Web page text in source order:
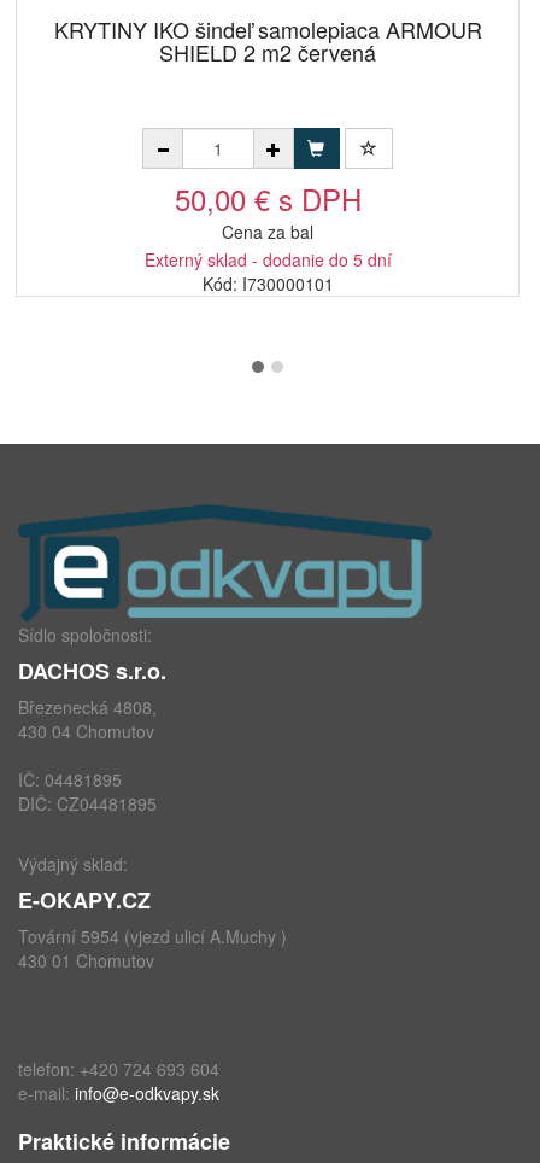
KRYTINY IKO šindeľ samolepiaca ARMOUR
SHIELD 2 m2 červená
50,00 € s DPH
Cena za bal
Externý sklad - dodanie do 5 dní
Kód: I730000101
Sídlo spoločnosti:
DACHOS s.r.o.
Březenecká 4808,
430 04 Chomutov
IČ: 04481895
DIČ: CZ04481895
Výdajný sklad:
E-OKAPY.CZ
Tovární 5954 (vjezd ulicí A.Muchy )
430 01 Chomutov
telefon: +420 724 693 604
e-mail: info@e-odkvapy.sk
Praktické informácie